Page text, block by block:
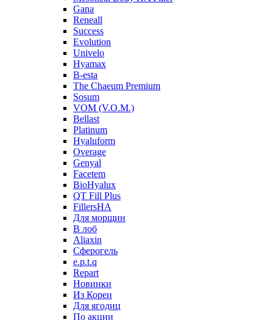
Gana
Reneall
Success
Evolution
Univelo
Hyamax
B-esta
The Chaeum Premium
Sosum
VOM (V.O.M.)
Bellast
Platinum
Hyaluform
Overage
Genyal
Facetem
BioHyalux
QT Fill Plus
FillersHA
Для морщин
В лоб
Aliaxin
Сферогель
e.p.t.q
Repart
Новинки
Из Кореи
Для ягодиц
По акции